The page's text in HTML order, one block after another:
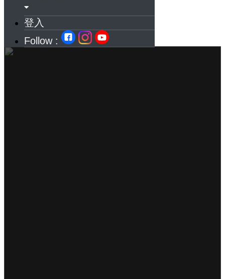
登入
Follow :